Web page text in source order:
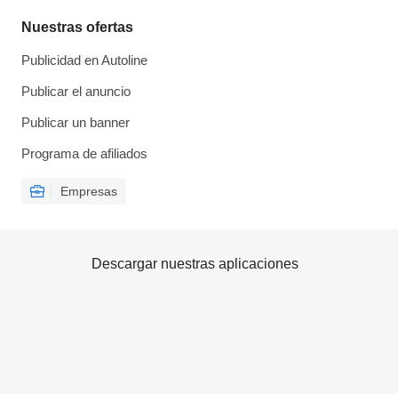
Nuestras ofertas
Publicidad en Autoline
Publicar el anuncio
Publicar un banner
Programa de afiliados
Empresas
Descargar nuestras aplicaciones